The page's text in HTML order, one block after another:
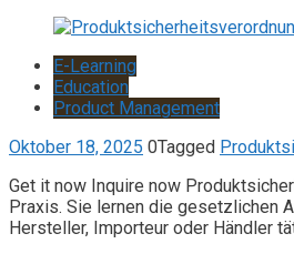
E-Learning
Education
Product Management
Oktober 18, 2025 0Tagged
Get it now Inquire now
Praxis. Sie lernen die gesetzlichen
Hersteller, Importeur oder Händler